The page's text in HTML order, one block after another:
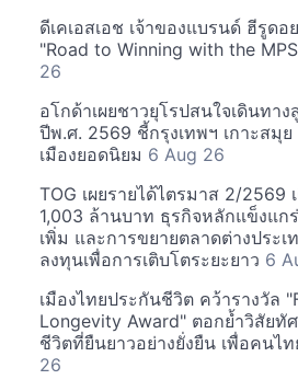
ดีเคเอสเอช เจ้าของแบรนด์ ฮีรูด
"Road to Winning with the
26
อโกด้าเผยชาวยุโรปสนใจเดินทา
ปีพ.ศ. 2569 ชี้กรุงเทพฯ เกาะสมุ
เมืองยอดนิยม 6 Aug 26
TOG เผยรายได้ไตรมาส 2/2569
1,003 ล้านบาท ธุรกิจหลักแข็งแก
เพิ่ม และการขยายตลาดต่างประ
ลงทุนเพื่อการเติบโตระยะยาว 6
เมืองไทยประกันชีวิต คว้ารางวัล
Longevity Award" ตอกย้ำวิสัย
ชีวิตที่ยืนยาวอย่างยั่งยืน เพื่อคนไ
26